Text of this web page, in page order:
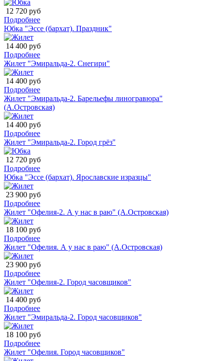
12 720 руб
Подробнее
Юбка "Эссе (бархат). Праздник"
14 400 руб
Подробнее
Жилет "Эмиральда-2. Снегири"
14 400 руб
Подробнее
Жилет "Эмиральда-2. Барельефы линогравюра"
(А.Островская)
14 400 руб
Подробнее
Жилет "Эмиральда-2. Город грёз"
12 720 руб
Подробнее
Юбка "Эссе (бархат). Ярославские изразцы"
23 900 руб
Подробнее
Жилет "Офелия-2. А у нас в раю" (А.Островская)
18 100 руб
Подробнее
Жилет "Офелия. А у нас в раю" (А.Островская)
23 900 руб
Подробнее
Жилет "Офелия-2. Город часовщиков"
14 400 руб
Подробнее
Жилет "Эмиральда-2. Город часовщиков"
18 100 руб
Подробнее
Жилет "Офелия. Город часовщиков"